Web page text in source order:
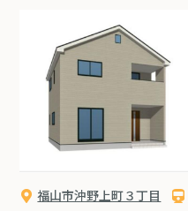
福山市沖野上町３丁目